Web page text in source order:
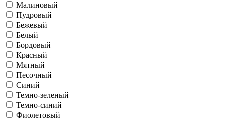
Малиновый
Пудровый
Бежевый
Белый
Бордовый
Красный
Мятный
Песочный
Синий
Темно-зеленый
Темно-синий
Фиолетовый